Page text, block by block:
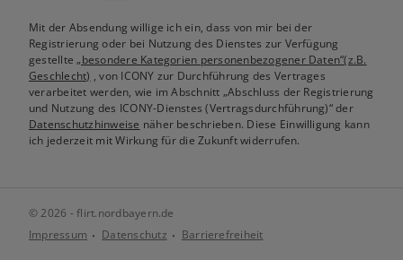
Mit der Absendung willige ich ein, dass von mir bei der
Registrierung oder bei Nutzung des Dienstes zur Verfügung
gestellte„besondere Kategorien personenbezogener Daten“(z.B.
Geschlecht) , von ICONY zur Durchführung des Vertrages
verarbeitet werden, wie im Abschnitt „Abschluss der Registrierung
und Nutzung des ICONY-Dienstes (Vertragsdurchführung)“ der
Datenschutzhinweise näher beschrieben. Diese Einwilligung kann
ich jederzeit mit Wirkung für die Zukunft widerrufen.
© 2026 - flirt.nordbayern.de
Impressum
Datenschutz Barrierefreiheit